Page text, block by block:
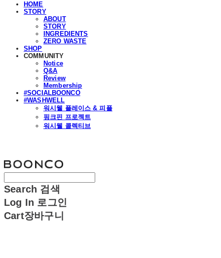
HOME
STORY
ABOUT
STORY
INGREDIENTS
ZERO WASTE
SHOP
COMMUNITY
Notice
Q&A
Review
Membership
#SOCIALBOONCO
#WASHWELL
워시웰 플레이스 & 피플
핑크핀 프로젝트
워시웰 콜렉티브
Search 검색
Log In 로그인
Cart장바구니